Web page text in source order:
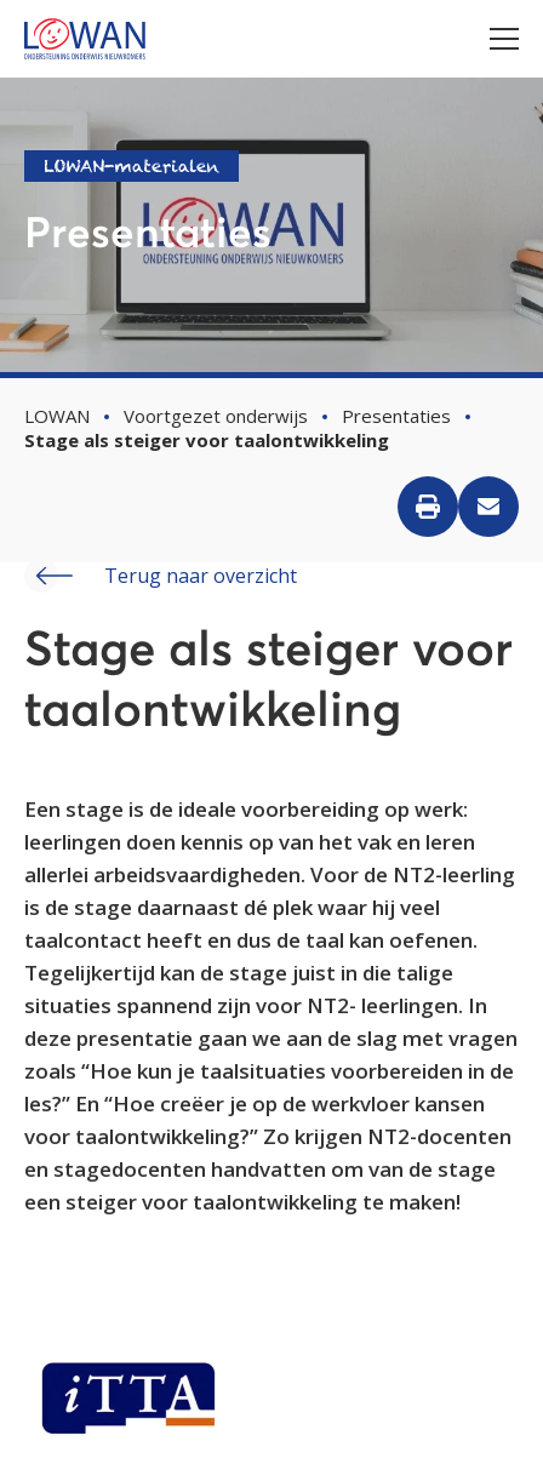
LOWAN-materialen
Presentaties
LOWAN Voortgezet onderwijs
Presentaties
Stage als steiger voor taalontwikkeling
Terug naar overzicht
Stage als steiger voor
taalontwikkeling
Een stage is de ideale voorbereiding op werk:
leerlingen doen kennis op van het vak en leren
allerlei arbeidsvaardigheden. Voor de NT2-leerling
is de stage daarnaast dé plek waar hij veel
taalcontact heeft en dus de taal kan oefenen.
Tegelijkertijd kan de stage juist in die talige
situaties spannend zijn voor NT2- leerlingen. In
deze presentatie gaan we aan de slag met vragen
zoals “Hoe kun je taalsituaties voorbereiden in de
les?” En “Hoe creëer je op de werkvloer kansen
voor taalontwikkeling?” Zo krijgen NT2-docenten
en stagedocenten handvatten om van de stage
een steiger voor taalontwikkeling te maken!